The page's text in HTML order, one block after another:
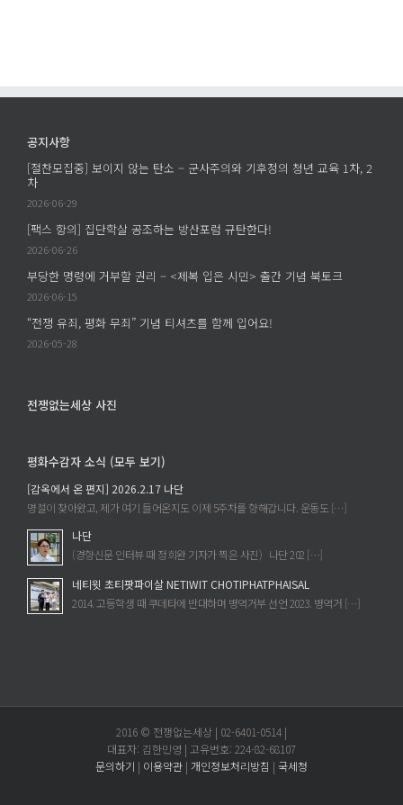
단
색
에
를
에
공지사항
[절찬모집중] 보이지 않는 탄소 – 군사주의와 기후정의 청년 교육 1차, 2
차
2026-06-29
[팩스 항의] 집단학살 공조하는 방산포럼 규탄한다!
2026-06-26
부당한 명령에 거부할 권리 – <제복 입은 시민> 출간 기념 북토크
2026-06-15
“전쟁 유죄, 평화 무죄” 기념 티셔츠를 함께 입어요!
2026-05-28
전쟁없는세상 사진
평화수감자 소식 (모두 보기)
[감옥에서 온 편지] 2026.2.17 나단
명절이 찾아왔고, 제가 여기 들어온지도 이제 5주차를 향해갑니다. 운동도 […]
나단
(경향신문 인터뷰 때 정희완 기자가 찍은 사진) 나단 202 […]
네티윗 초티팟파이살 NETIWIT CHOTIPHATPHAISAL
2014. 고등학생 때 쿠데타에 반대하며 병역거부 선언 2023. 병역거 […]
2016 © 전쟁없는세상 | 02-6401-0514 |
대표자: 김한민영 | 고유번호: 224-82-68107
문의하기 | 이용약관 | 개인정보처리방침 | 국세청